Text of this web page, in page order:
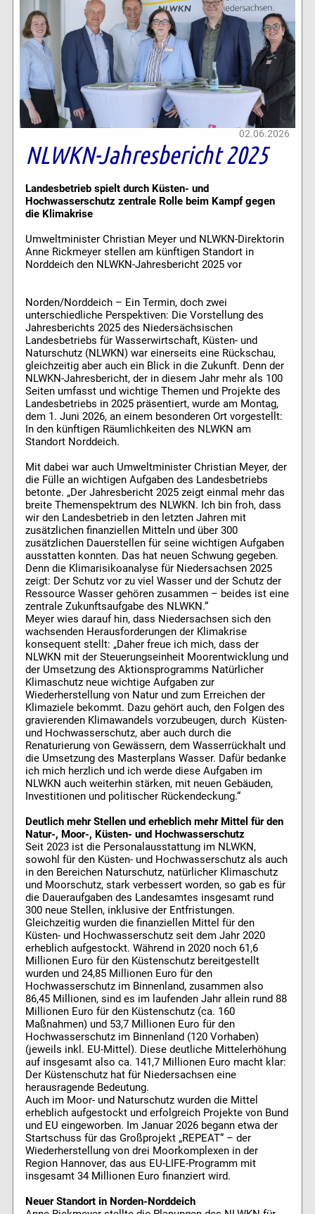
02.06.2026
NLWKN-Jahresbericht 2025
Landesbetrieb spielt durch Küsten- und
Hochwasserschutz zentrale Rolle beim Kampf gegen
die Klimakrise
Umweltminister Christian Meyer und NLWKN-Direktorin
Anne Rickmeyer stellen am künftigen Standort in
Norddeich den NLWKN-Jahresbericht 2025 vor
Norden/Norddeich – Ein Termin, doch zwei
unterschiedliche Perspektiven: Die Vorstellung des
Jahresberichts 2025 des Niedersächsischen
Landesbetriebs für Wasserwirtschaft, Küsten- und
Naturschutz (NLWKN) war einerseits eine Rückschau,
gleichzeitig aber auch ein Blick in die Zukunft. Denn der
NLWKN-Jahresbericht, der in diesem Jahr mehr als 100
Seiten umfasst und wichtige Themen und Projekte des
Landesbetriebs in 2025 präsentiert, wurde am Montag,
dem 1. Juni 2026, an einem besonderen Ort vorgestellt:
In den künftigen Räumlichkeiten des NLWKN am
Standort Norddeich.
Mit dabei war auch Umweltminister Christian Meyer, der
die Fülle an wichtigen Aufgaben des Landesbetriebs
betonte. „Der Jahresbericht 2025 zeigt einmal mehr das
breite Themenspektrum des NLWKN. Ich bin froh, dass
wir den Landesbetrieb in den letzten Jahren mit
zusätzlichen finanziellen Mitteln und über 300
zusätzlichen Dauerstellen für seine wichtigen Aufgaben
ausstatten konnten. Das hat neuen Schwung gegeben.
Denn die Klimarisikoanalyse für Niedersachsen 2025
zeigt: Der Schutz vor zu viel Wasser und der Schutz der
Ressource Wasser gehören zusammen – beides ist eine
zentrale Zukunftsaufgabe des NLWKN.“
Meyer wies darauf hin, dass Niedersachsen sich den
wachsenden Herausforderungen der Klimakrise
konsequent stellt: „Daher freue ich mich, dass der
NLWKN mit der Steuerungseinheit Moorentwicklung und
der Umsetzung des Aktionsprogramms Natürlicher
Klimaschutz neue wichtige Aufgaben zur
Wiederherstellung von Natur und zum Erreichen der
Klimaziele bekommt. Dazu gehört auch, den Folgen des
gravierenden Klimawandels vorzubeugen, durch Küsten-
und Hochwasserschutz, aber auch durch die
Renaturierung von Gewässern, dem Wasserrückhalt und
die Umsetzung des Masterplans Wasser. Dafür bedanke
ich mich herzlich und ich werde diese Aufgaben im
NLWKN auch weiterhin stärken, mit neuen Gebäuden,
Investitionen und politischer Rückendeckung.“
Deutlich mehr Stellen und erheblich mehr Mittel für den
Natur-, Moor-, Küsten- und Hochwasserschutz
Seit 2023 ist die Personalausstattung im NLWKN,
sowohl für den Küsten- und Hochwasserschutz als auch
in den Bereichen Naturschutz, natürlicher Klimaschutz
und Moorschutz, stark verbessert worden, so gab es für
die Daueraufgaben des Landesamtes insgesamt rund
300 neue Stellen, inklusive der Entfristungen.
Gleichzeitig wurden die finanziellen Mittel für den
Küsten- und Hochwasserschutz seit dem Jahr 2020
erheblich aufgestockt. Während in 2020 noch 61,6
Millionen Euro für den Küstenschutz bereitgestellt
wurden und 24,85 Millionen Euro für den
Hochwasserschutz im Binnenland, zusammen also
86,45 Millionen, sind es im laufenden Jahr allein rund 88
Millionen Euro für den Küstenschutz (ca. 160
Maßnahmen) und 53,7 Millionen Euro für den
Hochwasserschutz im Binnenland (120 Vorhaben)
(jeweils inkl. EU-Mittel). Diese deutliche Mittelerhöhung
auf insgesamt also ca. 141,7 Millionen Euro macht klar:
Der Küstenschutz hat für Niedersachsen eine
herausragende Bedeutung.
Auch im Moor- und Naturschutz wurden die Mittel
erheblich aufgestockt und erfolgreich Projekte von Bund
und EU eingeworben. Im Januar 2026 begann etwa der
Startschuss für das Großprojekt „REPEAT“ – der
Wiederherstellung von drei Moorkomplexen in der
Region Hannover, das aus EU-LIFE-Programm mit
insgesamt 34 Millionen Euro finanziert wird.
Neuer Standort in Norden-Norddeich